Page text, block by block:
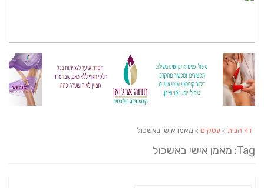
דף הבית > עסקים > מאמן אישי באשכול
Tag: מאמן אישי באשכול